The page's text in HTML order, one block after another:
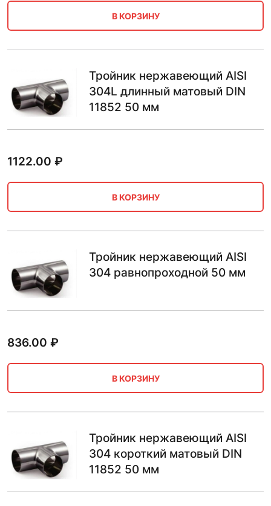
В КОРЗИНУ
Тройник нержавеющий AISI
304L длинный матовый DIN
11852 50 мм
1122.00 ₽
В КОРЗИНУ
Тройник нержавеющий AISI
304 равнопроходной 50 мм
836.00 ₽
В КОРЗИНУ
Тройник нержавеющий AISI
304 короткий матовый DIN
11852 50 мм